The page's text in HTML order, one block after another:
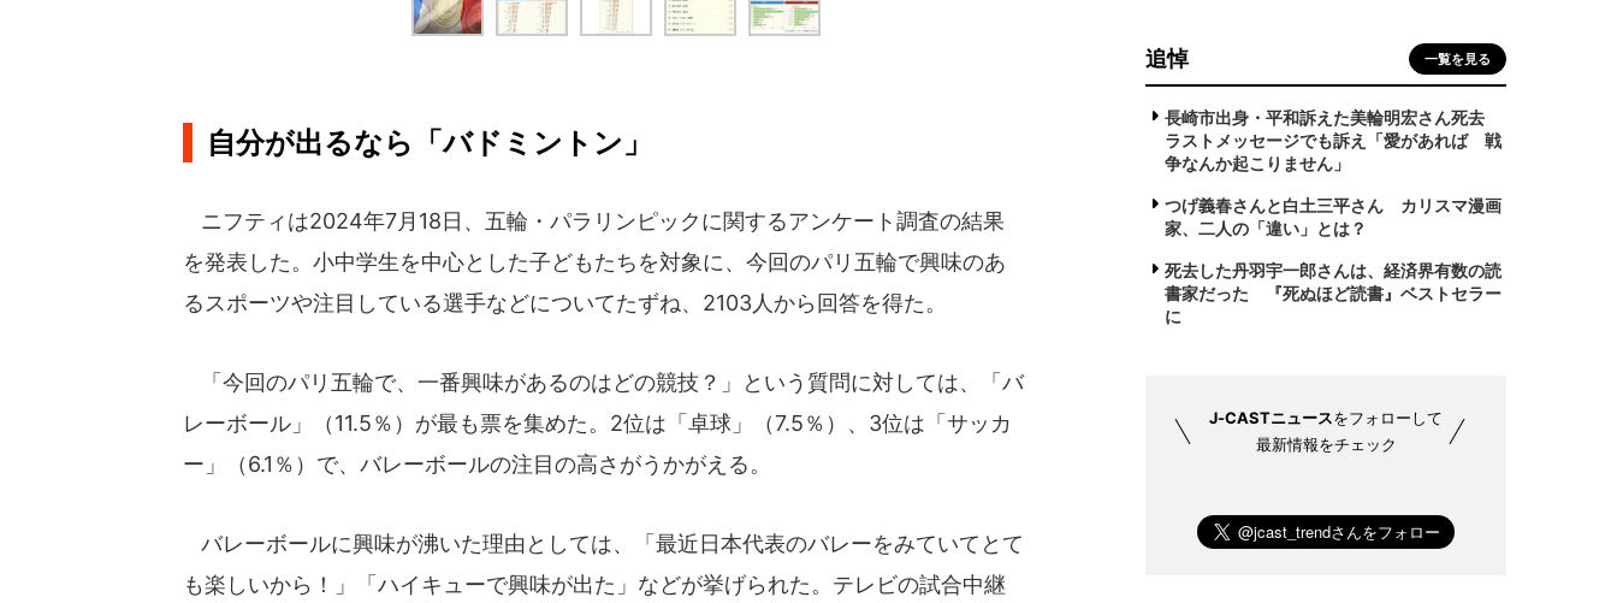
自分が出るなら「バドミントン」
ニフティは2024年7月18日、五輪・パラリンピックに関するアンケート調査の結果
を発表した。小中学生を中心とした子どもたちを対象に、今回のパリ五輪で興味のあ
るスポーツや注目している選手などについてたずね、2103人から回答を得た。
「今回のパリ五輪で、一番興味があるのはどの競技？」という質問に対しては、「バ
レーボール」（11.5％）が最も票を集めた。2位は「卓球」（7.5％）、3位は「サッカ
ー」（6.1％）で、バレーボールの注目の高さがうかがえる。
バレーボールに興味が沸いた理由としては、「最近日本代表のバレーをみていてとて
も楽しいから！」「ハイキューで興味が出た」などが挙げられた。テレビの試合中継
追悼 一覧を見る
長崎市出身・平和訴えた美輪明宏さん死去
ラストメッセージでも訴え「愛があれば 戦
争なんか起こりません」
つげ義春さんと白土三平さん カリスマ漫画
家、二人の「違い」とは？
死去した丹羽宇一郎さんは、経済界有数の読
書家だった 『死ぬほど読書』ベストセラー
に
J-CASTニュースをフォローして
最新情報をチェック